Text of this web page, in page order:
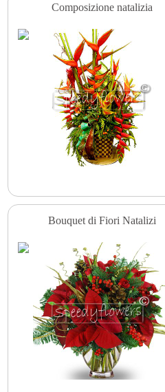
Composizione natalizia
Bouquet di Fiori Natalizi